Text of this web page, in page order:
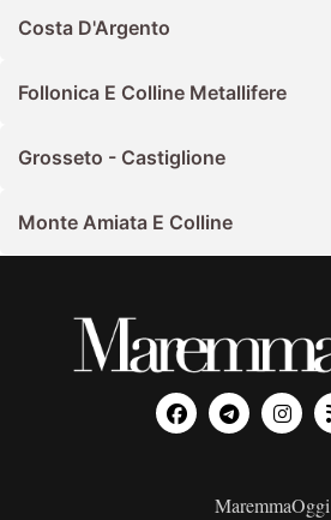
Costa D'Argento
Follonica E Colline Metallifere
Grosseto - Castiglione
Monte Amiata E Colline
MaremmaOggi